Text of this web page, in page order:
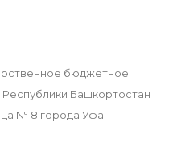
бюджетное
Башкортостан
№ 8 города Уфа